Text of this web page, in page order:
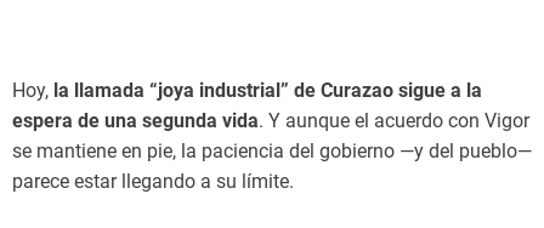
Hoy, la llamada “joya industrial” de Curazao sigue a la
espera de una segunda vida. Y aunque el acuerdo con Vigor
se mantiene en pie, la paciencia del gobierno —y del pueblo—
parece estar llegando a su límite.